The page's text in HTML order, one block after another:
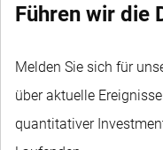
Führen wir die
Melden Sie sich für
über aktuelle
quantitativer